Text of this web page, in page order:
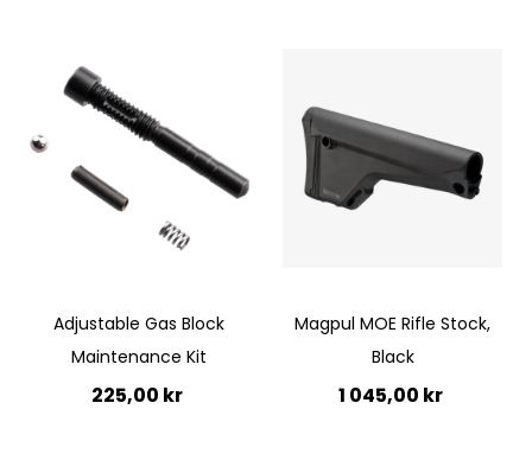
Quickview
Adjustable Gas Block
Maintenance Kit
225,00 kr
Magpul MOE Rifle Stock,
Black
1 045,00 kr